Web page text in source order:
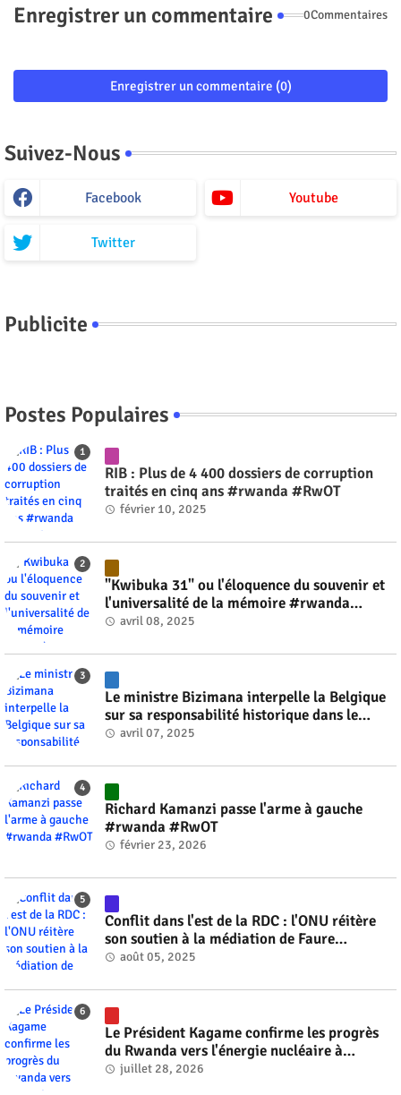
Enregistrer un commentaire 0Commentaires
Enregistrer un commentaire (0)
Suivez-Nous
Facebook Youtube
Twitter
Publicite
Postes Populaires
RIB : Plus de 4 400 dossiers de corruption
traités en cinq ans #rwanda #RwOT
février 10, 2025
"Kwibuka 31" ou l'éloquence du souvenir et
l'universalité de la mémoire #rwanda
#RwOT
avril 08, 2025
Le ministre Bizimana interpelle la Belgique
sur sa responsabilité historique dans le
génocide #rwanda #RwOT
avril 07, 2025
Richard Kamanzi passe l'arme à gauche
#rwanda #RwOT
février 23, 2026
Conflit dans l'est de la RDC : l'ONU réitère
son soutien à la médiation de Faure
Gnassingbé #rwanda #RwOT
août 05, 2025
Le Président Kagame confirme les progrès
du Rwanda vers l'énergie nucléaire à
l'horizon 2030 #rwanda #RwOT
juillet 28, 2026